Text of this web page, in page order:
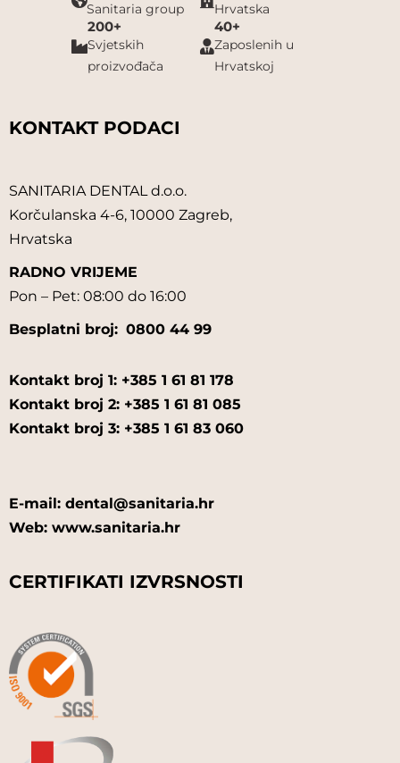
Sanitaria group Hrvatska
200+
Svjetskih
proizvođača
40+
Zaposlenih u
Hrvatskoj
KONTAKT PODACI
SANITARIA DENTAL d.o.o.
Korčulanska 4-6, 10000 Zagreb,
Hrvatska
RADNO VRIJEME
Pon – Pet: 08:00 do 16:00
Besplatni broj: 0800 44 99
Kontakt broj 1: +385 1 61 81 178
Kontakt broj 2: +385 1 61 81 085
Kontakt broj 3: +385 1 61 83 060
E-mail: dental@sanitaria.hr
Web: www.sanitaria.hr
CERTIFIKATI IZVRSNOSTI